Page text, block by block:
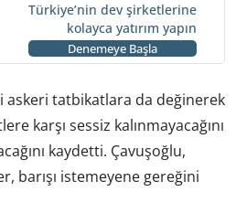
Türkiye’nin dev şirketlerine
kolayca yatırım yapın
Denemeye Başla
askeri tatbikatlara da değinerek
karşı sessiz kalınmayacağını
kaydetti. Çavuşoğlu,
barışı istemeyene gereğini